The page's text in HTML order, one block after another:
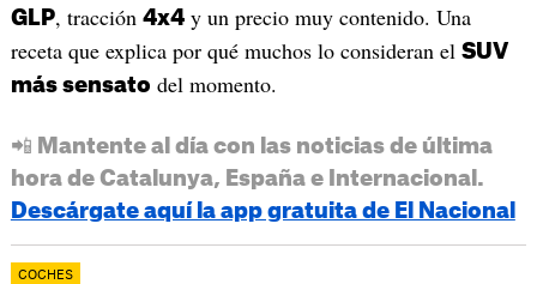
GLP, tracción 4x4y un precio muy contenido. Una
receta que explica por qué muchos lo consideran el SUV
más sensato del momento.
📲 Mantente al día con las noticias de última
hora de Catalunya, España e Internacional.
Descárgate aquí la app gratuita de El Nacional
COCHES